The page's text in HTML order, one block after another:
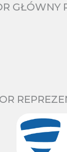
GŁÓWNY